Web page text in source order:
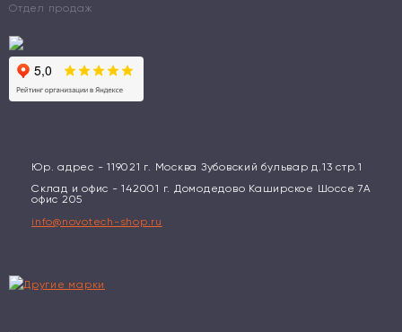
Отдел продаж
Юр. адрес - 119021 г. Москва Зубовский бульвар д.13 стр.1
Склад и офис - 142001 г. Домодедово Каширское Шоссе 7А
офис 205
info@novotech-shop.ru